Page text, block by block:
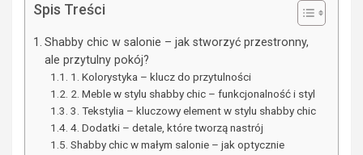
Spis Treści
Shabby chic w salonie – jak stworzyć przestronny,
ale przytulny pokój?
1. Kolorystyka – klucz do przytulności
2. Meble w stylu shabby chic – funkcjonalność i styl
3. Tekstylia – kluczowy element w stylu shabby chic
4. Dodatki – detale, które tworzą nastrój
Shabby chic w małym salonie – jak optycznie